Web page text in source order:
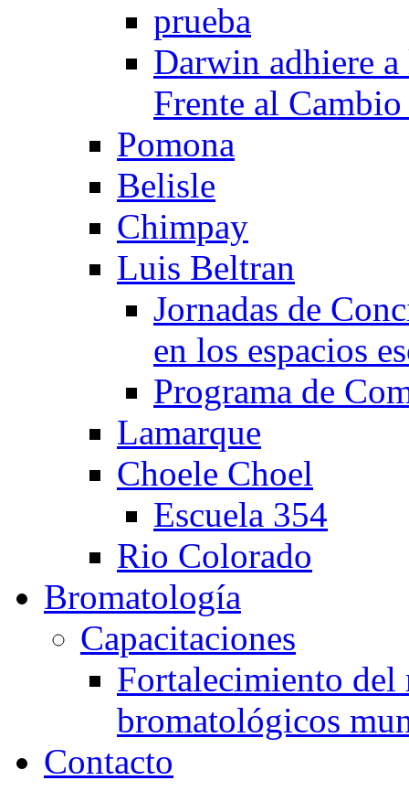
prueba
Darwin adhiere
Frente al
Pomona
Belisle
Chimpay
Luis Beltran
Jornadas de
en los espacios
Programa de
Lamarque
Choele Choel
Escuela 354
Rio Colorado
Bromatología
Capacitaciones
Fortalecimiento del
bromatológicos
Contacto